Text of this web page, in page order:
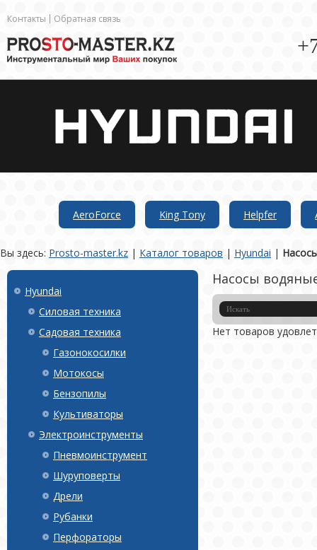
Контакты Обратная связь
AeroForce King Tony Helpfer
Вы здесь: Prosto-master.kz | Каталог товаров | Hyundai |
Hyundai
Силовая техника
Садовая техника
Газонокосилки
Мотокосы
Бензопилы
Культиваторы
Электроинструменты
Пневмоинструмент
Шуруповерты
Дрели
Рубанки
Перфораторы
Насосы
Нет товаров